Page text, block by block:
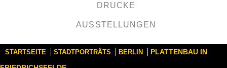
DRUCKE
AUSSTELLUNGEN
STARTSEITE STADTPORTRÄTS BERLIN
PLATTENBAU IN